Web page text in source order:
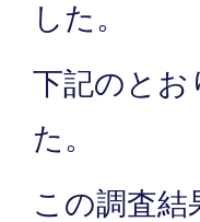
した。
下記のとお
た。
この調査結